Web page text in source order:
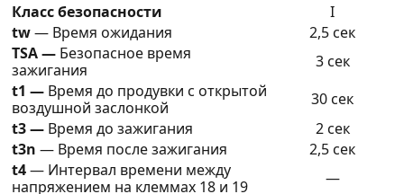
Класс безопасности
I
tw— Время ожидания
2,5 сек
TSA — Безопасное время
зажигания
3 сек
t1 — Время до продувки с открытой
воздушной заслонкой
30 сек
t3 — Время до зажигания
2 сек
t3n — Время после зажигания
2,5 сек
t4— Интервал времени между
напряжением на клеммах 18 и 19
—